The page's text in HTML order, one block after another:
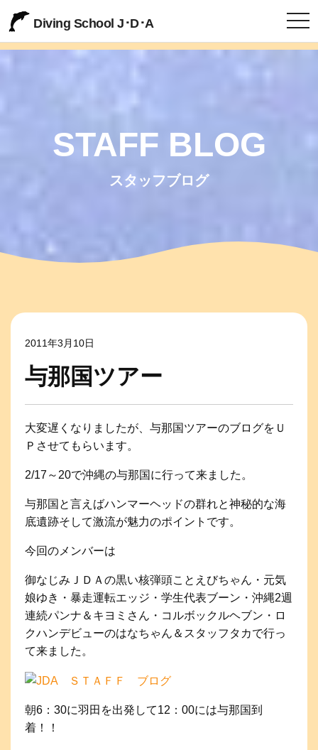
Diving School J･D･A
STAFF BLOG
スタッフブログ
2011年3月10日
与那国ツアー
大変遅くなりましたが、与那国ツアーのブログをＵ
Ｐさせてもらいます。
2/17～20で沖縄の与那国に行って来ました。
与那国と言えばハンマーヘッドの群れと神秘的な海
底遺跡そして激流が魅力のポイントです。
今回のメンバーは
御なじみＪＤＡの黒い核弾頭ことえびちゃん・元気
娘ゆき・暴走運転エッジ・学生代表ブーン・沖縄2週
連続パンナ＆キヨミさん・コルボックルヘブン・ロ
クハンデビューのはなちゃん＆スタッフタカで行っ
て来ました。
朝6：30に羽田を出発して12：00には与那国到
着！！